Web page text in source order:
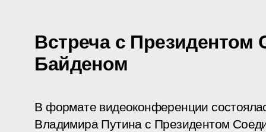
Встреча с
Байденом
В формате видеоконференции
Владимира Путина с Президентом